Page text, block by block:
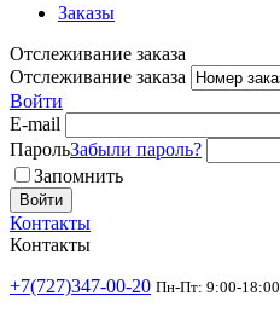
Заказы
Отслеживание заказа
Отслеживание заказа
Войти
E-mail
ПарольЗабыли пароль?
Запомнить
Войти
Контакты
Контакты
+7(727)347-00-20 Пн-Пт: 9:00-18:00